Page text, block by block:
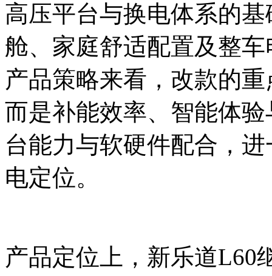
高压平台与换电体系的
舱、家庭舒适配置及整
产品策略来看，改款的
而是补能效率、智能体
台能力与软硬件配合，
电定位。
产品定位上，新乐道L60